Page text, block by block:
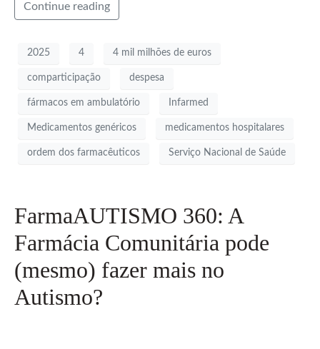
Continue reading
2025 4 4 mil milhões de euros
comparticipação despesa
fármacos em ambulatório Infarmed
Medicamentos genéricos medicamentos hospitalares
ordem dos farmacêuticos Serviço Nacional de Saúde
FarmaAUTISMO 360: A
Farmácia Comunitária pode
(mesmo) fazer mais no
Autismo?